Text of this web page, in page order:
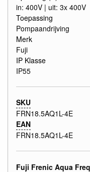
in: 400V | uit: 3x 400V
Toepassing
Pompaandrijving
Merk
Fuji
IP Klasse
IP55
SKU
FRN18.5AQ1L-4E
EAN
FRN18.5AQ1L-4E
Fuji Frenic Aqua